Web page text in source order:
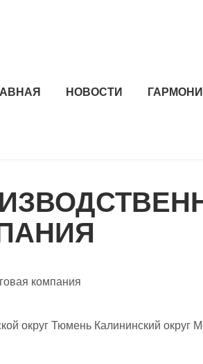
НОВОСТИ
компания
округ Тюмень Калининский округ